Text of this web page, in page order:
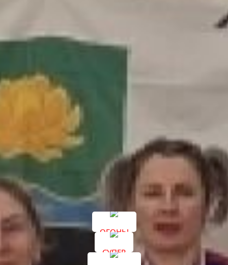
Подписывайтесь на наши каналы в соцсетях
«ВКонтакте»
«Одноклассники»
ОГОНЬ!
СУПЕР